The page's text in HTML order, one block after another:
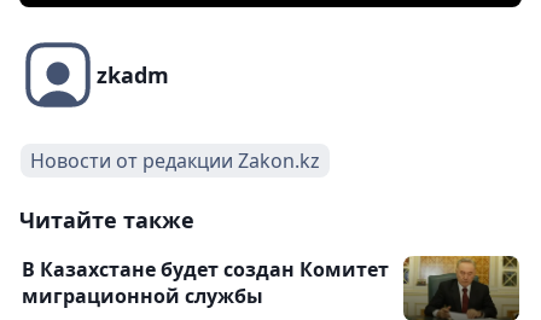
zkadm
Новости от редакции Zakon.kz
Читайте также
В Казахстане будет создан Комитет
миграционной службы